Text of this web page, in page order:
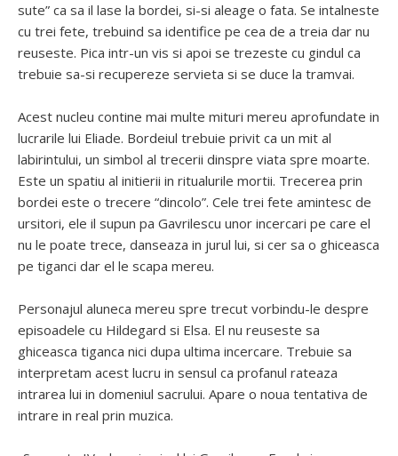
sute” ca sa il lase la bordei, si-si aleage o fata. Se intalneste
cu trei fete, trebuind sa identifice pe cea de a treia dar nu
reuseste. Pica intr-un vis si apoi se trezeste cu gindul ca
trebuie sa-si recupereze servieta si se duce la tramvai.
Acest nucleu contine mai multe mituri mereu aprofundate in
lucrarile lui Eliade. Bordeiul trebuie privit ca un mit al
labirintului, un simbol al trecerii dinspre viata spre moarte.
Este un spatiu al initierii in ritualurile mortii. Trecerea prin
bordei este o trecere “dincolo”. Cele trei fete amintesc de
ursitori, ele il supun pa Gavrilescu unor incercari pe care el
nu le poate trece, danseaza in jurul lui, si cer sa o ghiceasca
pe tiganci dar el le scapa mereu.
Personajul aluneca mereu spre trecut vorbindu-le despre
episoadele cu Hildegard si Elsa. El nu reuseste sa
ghiceasca tiganca nici dupa ultima incercare. Trebuie sa
interpretam acest lucru in sensul ca profanul rateaza
intrarea lui in domeniul sacrului. Apare o noua tentativa de
intrare in real prin muzica.